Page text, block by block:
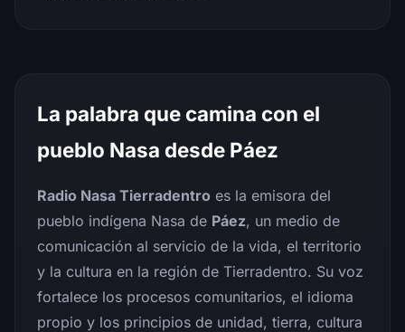
La palabra que camina con el
pueblo Nasa desde Páez
Radio Nasa Tierradentro es la emisora del
pueblo indígena Nasa de Páez, un medio de
comunicación al servicio de la vida, el territorio
y la cultura en la región de Tierradentro. Su voz
fortalece los procesos comunitarios, el idioma
propio y los principios de unidad, tierra, cultura